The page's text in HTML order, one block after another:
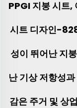
PPGI 지붕 시트,
시트 디자인-
성이 뛰어난 지
난 기상 저항성
감은 주거 및 상